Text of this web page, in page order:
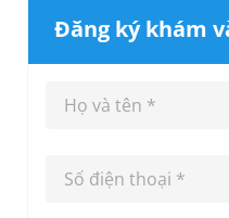
Đăng ký khám